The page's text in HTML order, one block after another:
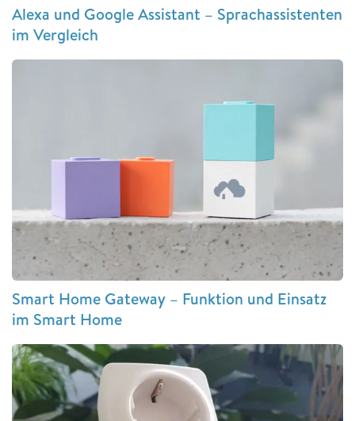
Alexa und Google Assistant – Sprachassistenten
im Vergleich
Smart Home Gateway – Funktion und Einsatz
im Smart Home